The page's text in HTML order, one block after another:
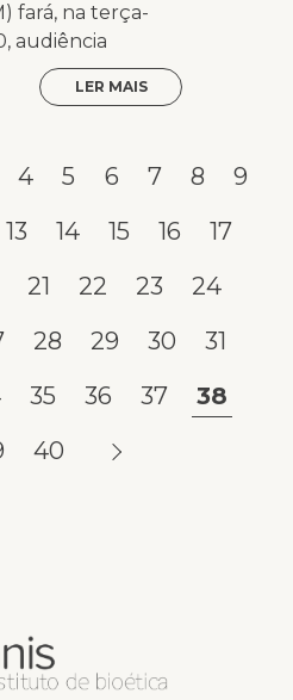
fará, na terça-
audiência
LER MAIS
4 5 6 7 8
9
13 14 15 16
17
21 22 23
24
28 29 30
31
35 36 37
38
40